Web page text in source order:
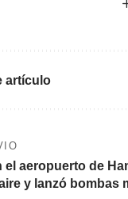
artículo
el aeropuerto de
y lanzó bombas